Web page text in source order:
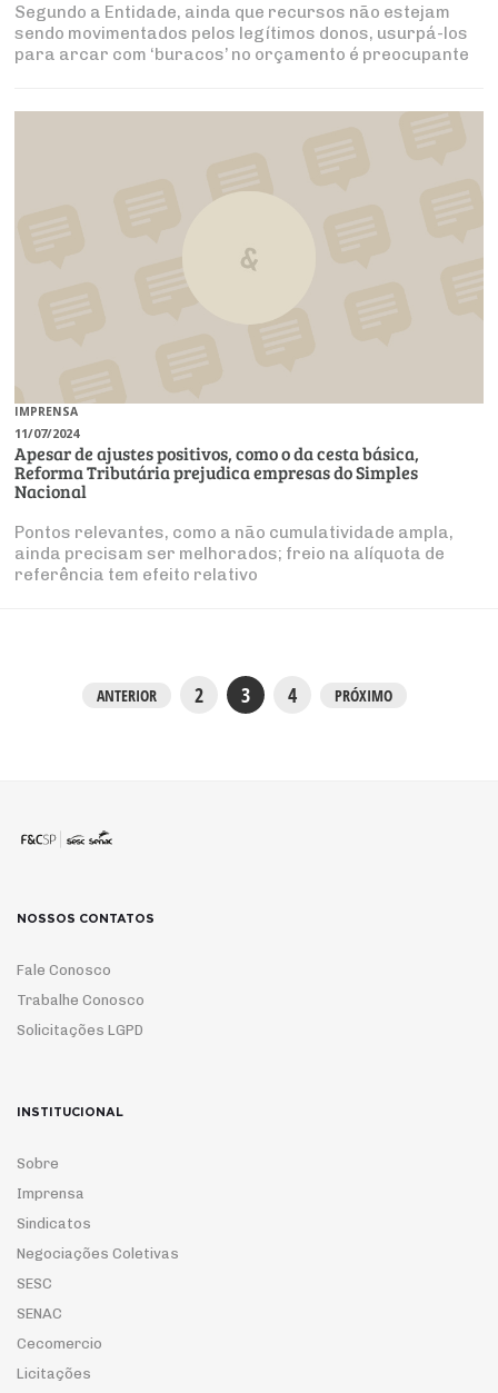
Segundo a Entidade, ainda que recursos não estejam
sendo movimentados pelos legítimos donos, usurpá-los
para arcar com ‘buracos’ no orçamento é preocupante
IMPRENSA
11/07/2024
Apesar de ajustes positivos, como o da cesta básica,
Reforma Tributária prejudica empresas do Simples
Nacional
Pontos relevantes, como a não cumulatividade ampla,
ainda precisam ser melhorados; freio na alíquota de
referência tem efeito relativo
ANTERIOR 2 3 4 PRÓXIMO
NOSSOS CONTATOS
Fale Conosco
Trabalhe Conosco
Solicitações LGPD
INSTITUCIONAL
Sobre
Imprensa
Sindicatos
Negociações Coletivas
SESC
SENAC
Cecomercio
Licitações